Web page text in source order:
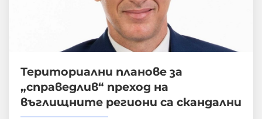
Териториални планове за
„справедлив“ преход на
въглищните региони са скандални